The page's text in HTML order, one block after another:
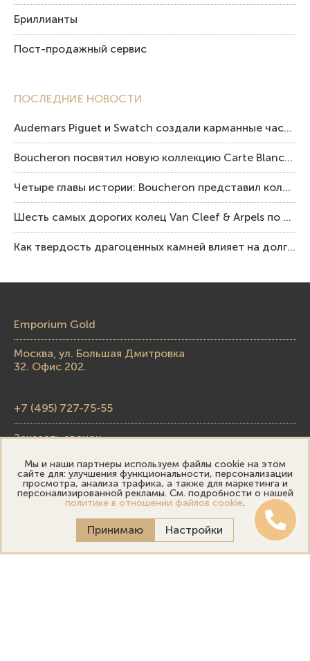
ПОСЛЕДНИЕ НОВОСТИ
Audemars Piguet и Swatch создали карманные часы в эстетике Royal Oak и Pop Art
Boucheron посвятил новую коллекцию Carte Blanche Human Being человеку и силе мастерства
Четыре главы истории: Boucheron представил коллекцию «Nom: Boucheron, Prénom: Frédéric»
Шесть самых дорогих колец Van Cleef & Arpels по итогам аукционов Sotheby’s
Как твердость драгоценных камней влияет на долговечность ювелирных изделий
Бриллианты
Пост-продажный сервис
Emporium Gold
Москва, ул. Большая Дмитровка
32. Офис 202.
+7 (495) 727-75-55
Заказать звонок
skupka@emporiumgold.com
sale@emporiumgold.com
Режим работы:
Пн-Пт: 10:00–20:00
Мы и наши партнеры используем файлы cookie на этом
сайте для: улучшения функциональности, персонализации
просмотра, анализа трафика, а также для маркетинга и
персонализированной рекламы. См. подробности о нашей
политике в отношении файлов cookie.
Принимаю Настройки